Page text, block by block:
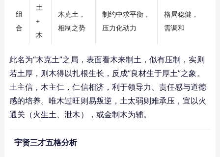
组
合
土
+
木
木克土，
相制之势
制约中求平衡，
压力化动力
格局稳健，
需调和
此名为“木克土”之局，表面看木来制土，似有压制，实则
若土厚，则木得以扎根生长，反成“良材生于厚土”之象。
土主信，木主仁，仁信相济，利于领导力、责任感与道德
感的培养。唯木过旺则易叛逆，土太弱则难承压，宜以火
通关（火生土、泄木），或金制木为辅。
宇贤三才五格分析